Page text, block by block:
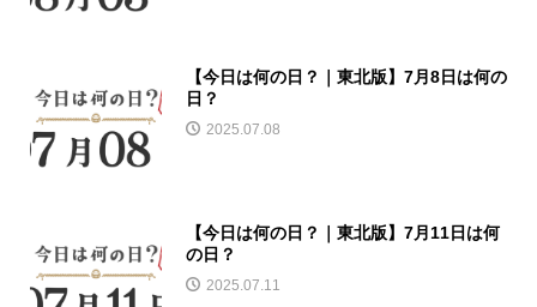
【今日は何の日？｜東北版】7月8日は何の
日？
2025.07.08
【今日は何の日？｜東北版】7月11日は何
の日？
2025.07.11